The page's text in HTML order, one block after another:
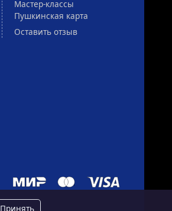
Мастер-классы
Пушкинская карта
Оставить отзыв
Принять